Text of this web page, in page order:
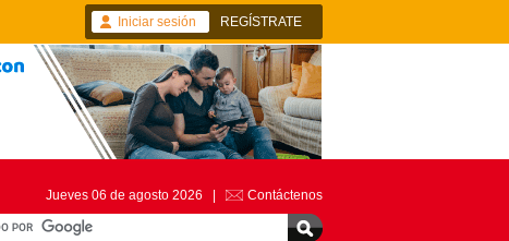
Iniciar sesión REGÍSTRATE
Jueves 06 de agosto 2026 | Contáctenos